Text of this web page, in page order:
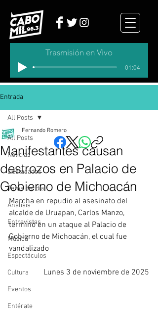
Trasmisión en Vivo
-01:04
Entrada
All Posts
Noticias
Destacados
Tema del dia
Analisis
Entrevistas
Música
Espectáculos
Cultura
Eventos
Entérate
All Posts
Manifestantes causan
destrozos en Palacio de
Gobierno de Michoacán
Fernando Romero
Marcha en repudio al asesinato del
alcalde de Uruapan, Carlos Manzo,
terminó en un ataque al Palacio de
Gobierno de Michoacán, el cual fue
vandalizado
Lunes 3 de noviembre de 2025